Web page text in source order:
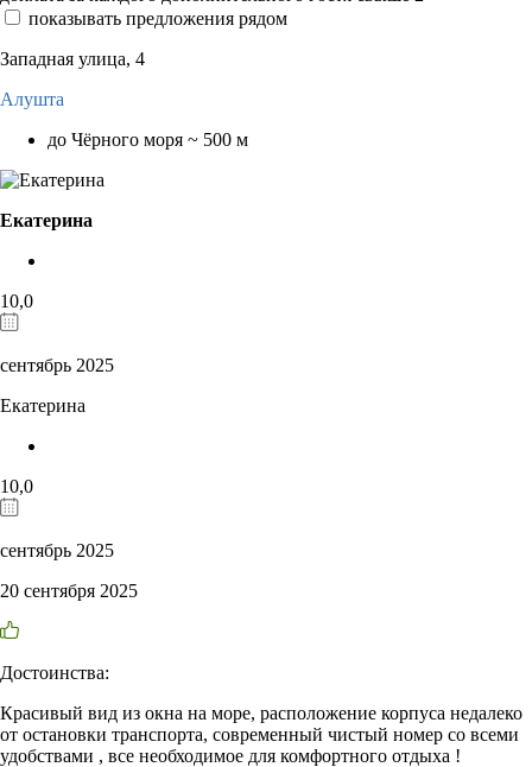
показывать предложения рядом
Западная улица, 4
Алушта
до Чёрного моря ~ 500 м
Екатерина
10,0
сентябрь 2025
Екатерина
10,0
сентябрь 2025
20 сентября 2025
Достоинства:
Красивый вид из окна на море, расположение корпуса недалеко
от остановки транспорта, современный чистый номер со всеми
удобствами , все необходимое для комфортного отдыха !